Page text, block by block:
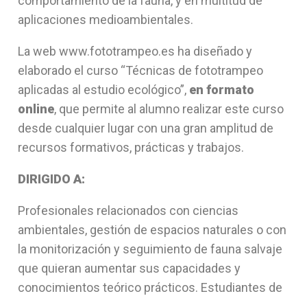
aplicaciones medioambientales.
La web www.fototrampeo.es ha diseñado y
elaborado el curso “Técnicas de fototrampeo
aplicadas al estudio ecológico”, en formato
online, que permite al alumno realizar este curso
desde cualquier lugar con una gran amplitud de
recursos formativos, prácticas y trabajos.
DIRIGIDO A:
Profesionales relacionados con ciencias
ambientales, gestión de espacios naturales o con
la monitorización y seguimiento de fauna salvaje
que quieran aumentar sus capacidades y
conocimientos teórico prácticos. Estudiantes de